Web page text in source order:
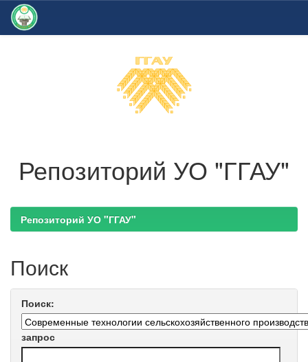
Репозиторий УО "ГГАУ"
Репозиторий УО "ГГАУ"
Поиск
Поиск:
запрос